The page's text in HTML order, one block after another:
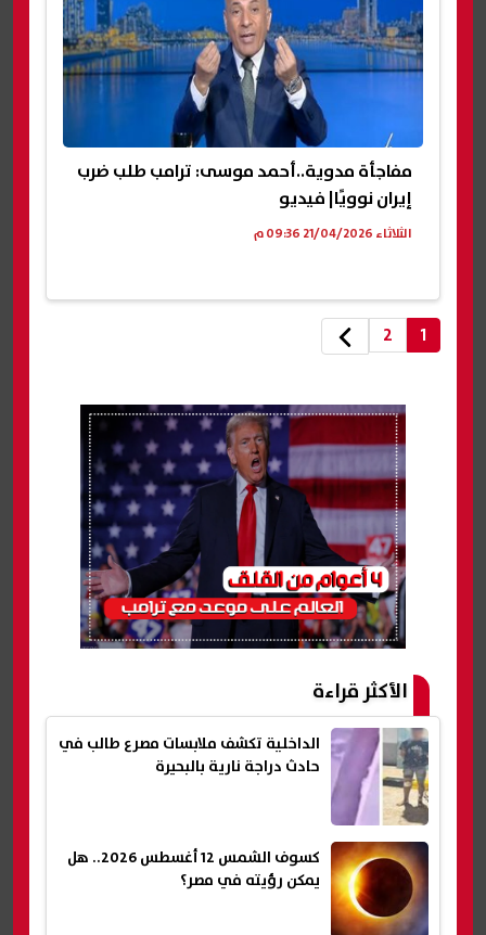
مفاجأة مدوية..أحمد موسى: ترامب طلب ضرب
إيران نوويًا| فيديو
الثلاثاء 21/04/2026 09:36 م
1
2
الأكثر قراءة
الداخلية تكشف ملابسات مصرع طالب في
حادث دراجة نارية بالبحيرة
كسوف الشمس 12 أغسطس 2026.. هل
يمكن رؤيته في مصر؟